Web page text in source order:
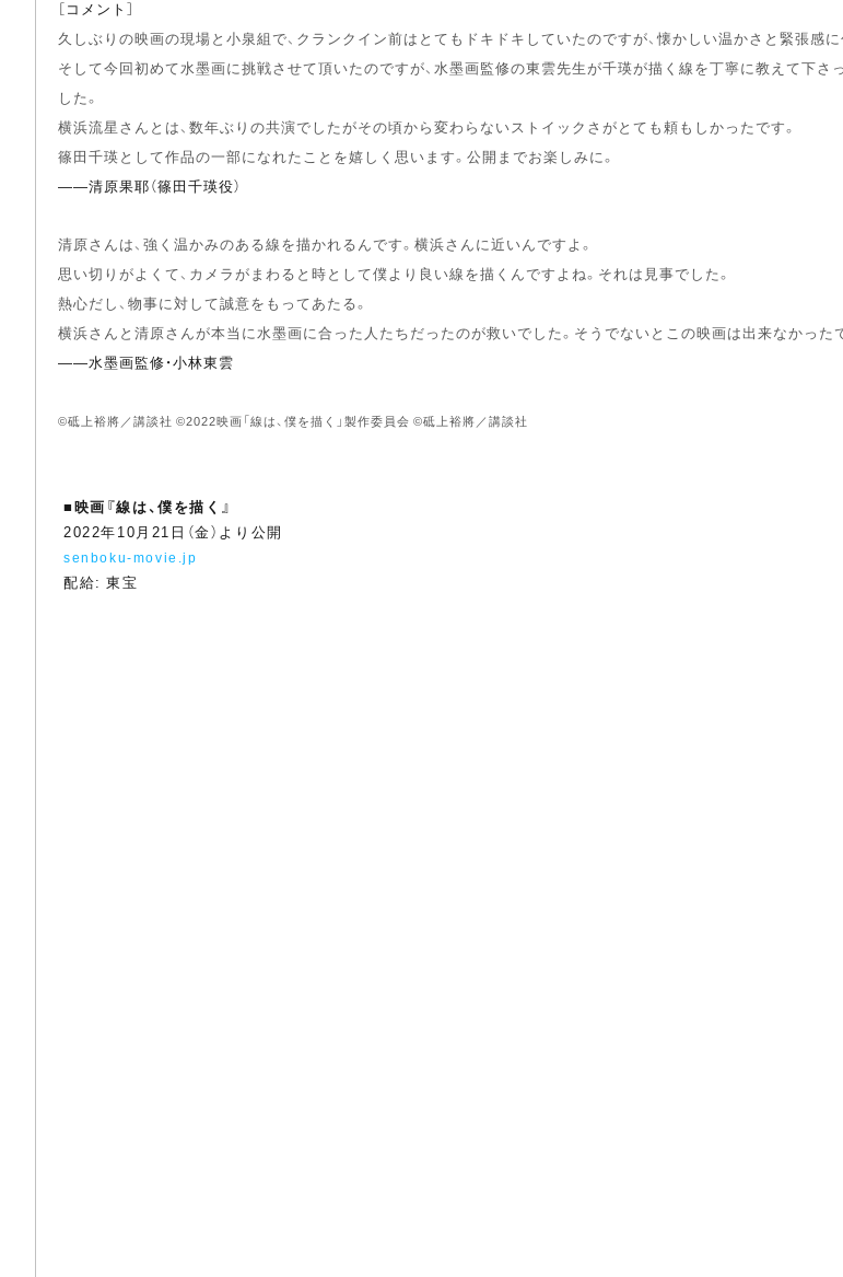
［コメント］
久しぶりの映画の現場と小泉組で、クランクイン前はとてもドキドキしていたのですが、懐かしい温かさと緊張感
そして今回初めて水墨画に挑戦させて頂いたのですが、水墨画監修の東雲先生が千瑛が描く線を丁寧に教えて下
した。
横浜流星さんとは、数年ぶりの共演でしたがその頃から変わらないストイックさがとても頼もしかったです。
篠田千瑛として作品の一部になれたことを嬉しく思います。公開までお楽しみに。
――清原果耶（篠田千瑛役）
清原さんは、強く温かみのある線を描かれるんです。横浜さんに近いんですよ。
思い切りがよくて、カメラがまわると時として僕より良い線を描くんですよね。それは見事でした。
熱心だし、物事に対して誠意をもってあたる。
横浜さんと清原さんが本当に水墨画に合った人たちだったのが救いでした。そうでないとこの映画は出来なかった
――水墨画監修・小林東雲
©砥上裕將／講談社 ©2022映画「線は、僕を描く」製作委員会 ©砥上裕將／講談社
■映画『線は、僕を描く』
2022年10月21日（金）より公開
senboku-movie.jp
配給: 東宝